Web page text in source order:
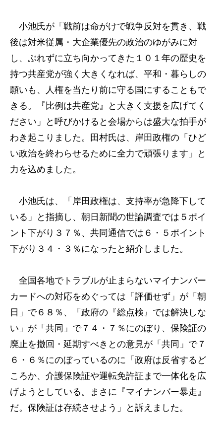
小池氏が「戦前は命がけで戦争反対を貫き、戦
後は対米従属・大企業優先の政治のゆがみに対
し、ぶれずに立ち向かってきた１０１年の歴史を
持つ共産党が強く大きくなれば、平和・暮らしの
願いも、人権を当たり前に守る国にすることもで
きる。『比例は共産党』と大きく支援を広げてく
ださい」と呼びかけると会場からは盛大な拍手が
わき起こりました。田村氏は、岸田政権の「ひど
い政治を終わらせるために全力で頑張ります」と
力を込めました。
小池氏は、「岸田政権は、支持率が急降下して
いる」と指摘し、朝日新聞の世論調査では５ポイ
ント下がり３７％、共同通信では６・５ポイント
下がり３４・３％になったと紹介しました。
全国各地でトラブルが止まらないマイナンバー
カードへの対応をめぐっては「評価せず」が「朝
日」で６８％、「政府の『総点検』では解決しな
い」が「共同」で７４・７％にのぼり、保険証の
廃止を撤回・延期すべきとの意見が「共同」で７
６・６％にのぼっているのに「政府は反省するど
ころか、介護保険証や運転免許証まで一体化を広
げようとしている。まさに『マイナンバー暴走』
だ。保険証は存続させよう」と訴えました。